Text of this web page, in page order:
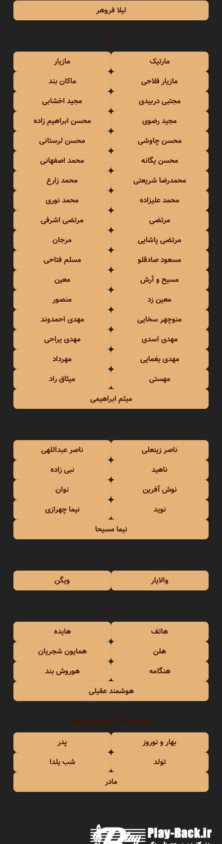
لیلا فروهر
م
مارتیک
مازیار
مازیار فلاحی
ماکان بند
مجتبی دربیدی
مجید اخشابی
مجید رضوی
محسن ابراهیم زاده
محسن چاوشی
محسن لرستانی
محسن یگانه
محمد اصفهانی
محمدرضا شریعتی
محمد زارع
محمد علیزاده
محمد نوری
مرتضی
مرتضی اشرفی
مرتضی پاشایی
مرجان
مسعود صادقلو
مسلم فتاحی
مسیح و آرش
معین
معین زد
منصور
منوچهر سخایی
مهدی احمدوند
مهدی اسدی
مهدی یراحی
مهدی یغمایی
مهرداد
مهستی
میثاق راد
میثم ابراهیمی
ن
ناصر زینعلی
ناصر عبداللهی
ناهید
نبی زاده
نوش آفرین
نوان
نوید
نیما چهرازی
نیما مسیحا
و
والایار ویگن
ه
هاتف
هایده
هلن
همایون شجریان
هنگامه
هوروش بند
هوشمند عقیلی
موضوعات و مناسبتها
بهار و نوروز
پدر
تولد
شب یلدا
مادر